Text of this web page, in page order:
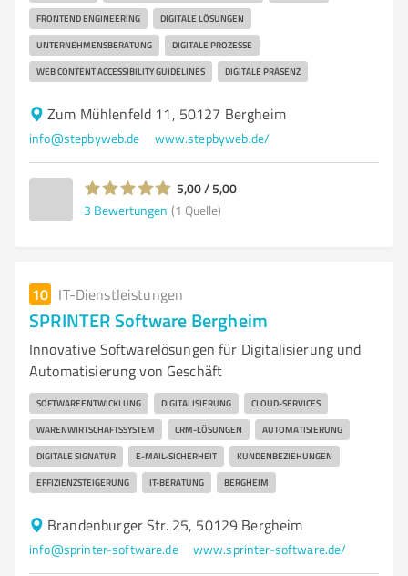
FRONTEND ENGINEERING DIGITALE LÖSUNGEN
UNTERNEHMENSBERATUNG DIGITALE PROZESSE
WEB CONTENT ACCESSIBILITY GUIDELINES DIGITALE PRÄSENZ
Zum Mühlenfeld 11, 50127 Bergheim
info@stepbyweb.de www.stepbyweb.de/
5,00 / 5,00
3 Bewertungen (1 Quelle)
10 IT-Dienstleistungen
SPRINTER Software Bergheim
Innovative Softwarelösungen für Digitalisierung und
Automatisierung von Geschäft
SOFTWAREENTWICKLUNG DIGITALISIERUNG CLOUD-SERVICES
WARENWIRTSCHAFTSSYSTEM CRM-LÖSUNGEN AUTOMATISIERUNG
DIGITALE SIGNATUR E-MAIL-SICHERHEIT KUNDENBEZIEHUNGEN
EFFIZIENZSTEIGERUNG IT-BERATUNG BERGHEIM
Brandenburger Str. 25, 50129 Bergheim
info@sprinter-software.de www.sprinter-software.de/